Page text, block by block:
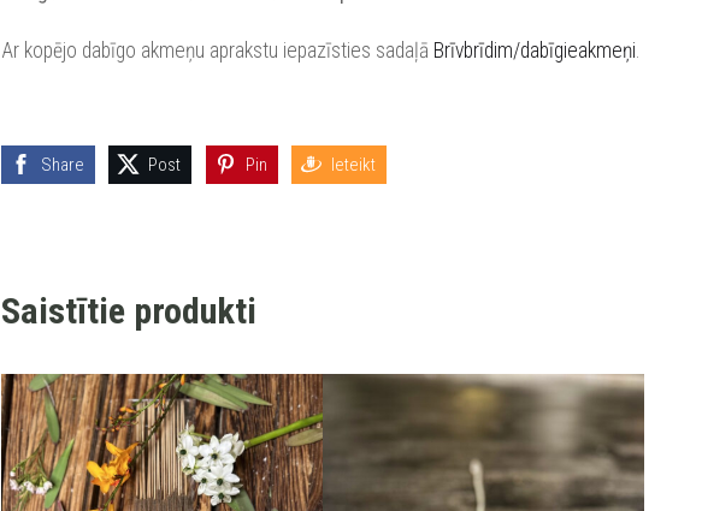
Ar kopējo dabīgo akmeņu aprakstu iepazīsties sadaļā Brīvbrīdim/dabīgieakmeņi
Share Post Pin Ieteikt
Saistītie produkti